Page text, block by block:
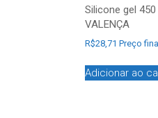
Silicone gel
VALENÇA
R$28,71 Preço final
Adicionar ao